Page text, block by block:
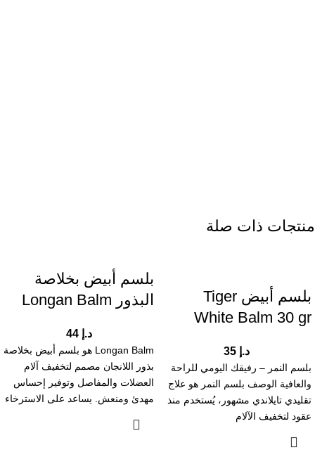
منتجات ذات صلة
بلسم أبيض Tiger
White Balm 30 gr
د.إ 35
بلسم النمر – رفيقك اليومي للراحة
والعافية الوصف بلسم النمر هو علاج
تقليدي تايلاندي مشهور، يُستخدم منذ
عقود لتخفيف الآلام
بلسم أبيض بخلاصة
البذور Longan Balm
د.إ 44
Longan Balm هو بلسم أبيض بخلاصة
بذور اللانجان مصمم لتخفيف آلام
العضلات والمفاصل وتوفير إحساس
مهدئ ومنعش. يساعد على الاسترخاء